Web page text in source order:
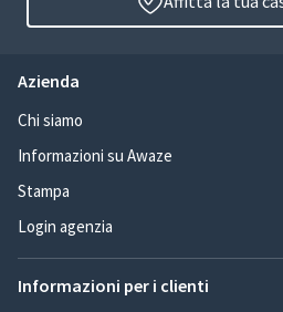
Azienda
Chi siamo
Informazioni su Awaze
Stampa
Login agenzia
Informazioni per i clienti